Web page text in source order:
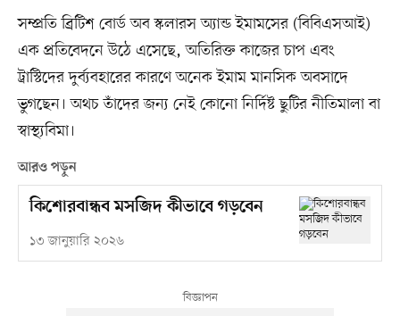
সম্প্রতি ব্রিটিশ বোর্ড অব স্কলারস অ্যান্ড ইমামসের (বিবিএসআই)
এক প্রতিবেদনে উঠে এসেছে, অতিরিক্ত কাজের চাপ এবং
ট্রাস্টিদের দুর্ব্যবহারের কারণে অনেক ইমাম মানসিক অবসাদে
ভুগছেন। অথচ তাঁদের জন্য নেই কোনো নির্দিষ্ট ছুটির নীতিমালা বা
স্বাস্থ্যবিমা।
আরও পড়ুন
কিশোরবান্ধব মসজিদ কীভাবে গড়বেন
১৩ জানুয়ারি ২০২৬